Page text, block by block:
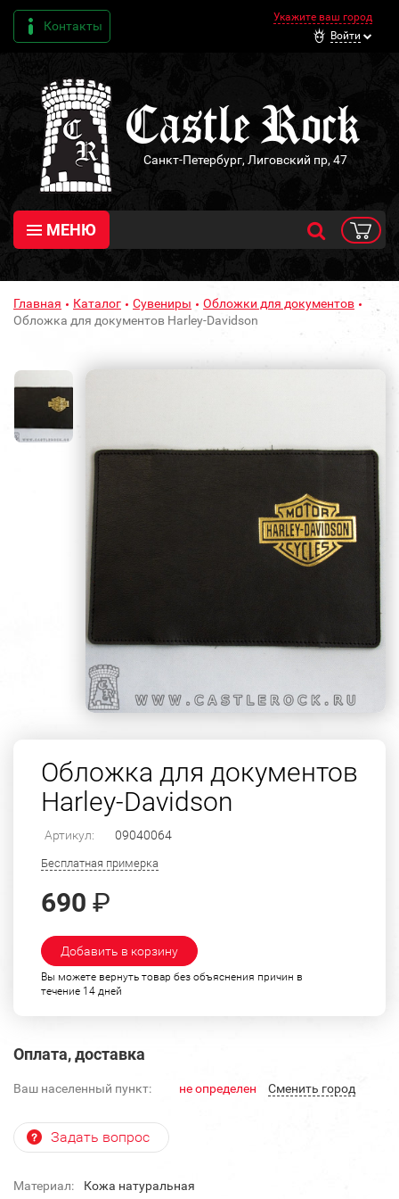
Контакты
Укажите ваш город
Войти
Санкт-Петербург, Лиговский пр, 47
МЕНЮ
Главная Каталог Сувениры
Обложки для документов
Обложка для документов Harley-Davidson
Обложка для документов
Harley-Davidson
Артикул: 09040064
Бесплатная примерка
690 ₽
Добавить в корзину
Вы можете вернуть товар без объяснения причин в
течение 14 дней
Оплата, доставка
Ваш населенный пункт: не определен Cменить город
Задать вопрос
Материал:
Кожа натуральная